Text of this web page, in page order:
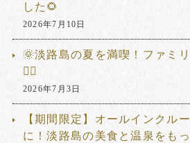
した🌻
2026年7月10日
🌞淡路島の夏を満喫！ファミ
🏊‍♂️
2026年7月3日
【期間限定】オールインクル
に！淡路島の美食と温泉をも